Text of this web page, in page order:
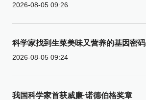
2026-08-05 09:26
科学家找到生菜美味又营养的基因密码
2026-08-05 09:24
我国科学家首获威廉·诺德伯格奖章